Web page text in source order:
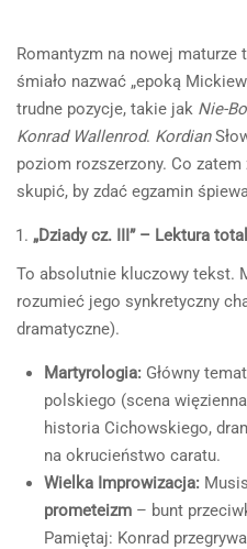
Romantyzm na nowej maturze
śmiało nazwać „epoką
trudne pozycje, takie jak Nie-
Konrad Wallenrod. Kordian
poziom rozszerzony. Co
skupić, by zdać egzamin
„Dziady cz. III” – Lektura
To absolutnie kluczowy tekst.
rozumieć jego synkretyczny
dramatyczne).
Martyrologia: Główny
polskiego (scena
historia Cichowskiego,
na okrucieństwo caratu.
Wielka Improwizacja:
prometeizm – bunt
Pamiętaj: Konrad